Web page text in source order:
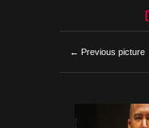
← Previous picture